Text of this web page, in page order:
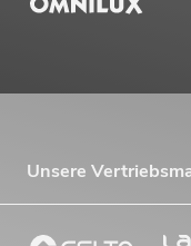
Unsere